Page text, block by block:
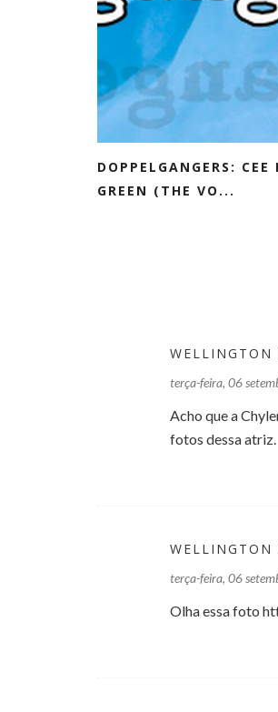
DOPPELGANGERS: CEE
GREEN (THE VO...
WELLINGTON
terça-feira, 06
Acho que a
fotos dessa atriz.
WELLINGTON
terça-feira, 06
Olha essa foto